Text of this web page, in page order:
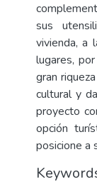
sus
vivienda, a
lugares,
gran
cultural y
proyecto
opción
posicione a